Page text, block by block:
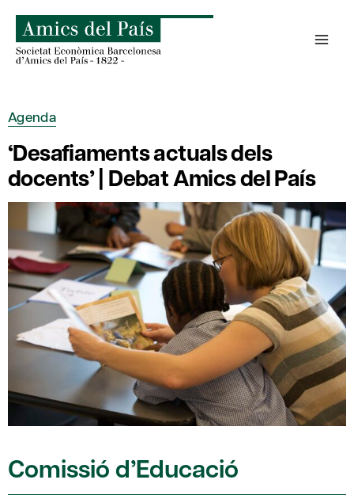
content
Agenda
‘Desafiaments actuals dels
docents’ | Debat Amics del País
Comissió d’Educació